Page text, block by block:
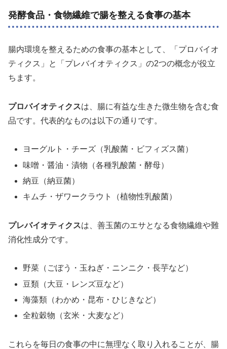
発酵食品・食物繊維で腸を整える食事の基本
腸内環境を整えるための食事の基本として、「プロバイオ
ティクス」と「プレバイオティクス」の2つの概念が役立
ちます。
プロバイオティクスは、腸に有益な生きた微生物を含む食
品です。代表的なものは以下の通りです。
ヨーグルト・チーズ（乳酸菌・ビフィズス菌）
味噌・醤油・漬物（各種乳酸菌・酵母）
納豆（納豆菌）
キムチ・ザワークラウト（植物性乳酸菌）
プレバイオティクスは、善玉菌のエサとなる食物繊維や難
消化性成分です。
野菜（ごぼう・玉ねぎ・ニンニク・長芋など）
豆類（大豆・レンズ豆など）
海藻類（わかめ・昆布・ひじきなど）
全粒穀物（玄米・大麦など）
これらを毎日の食事の中に無理なく取り入れることが、腸